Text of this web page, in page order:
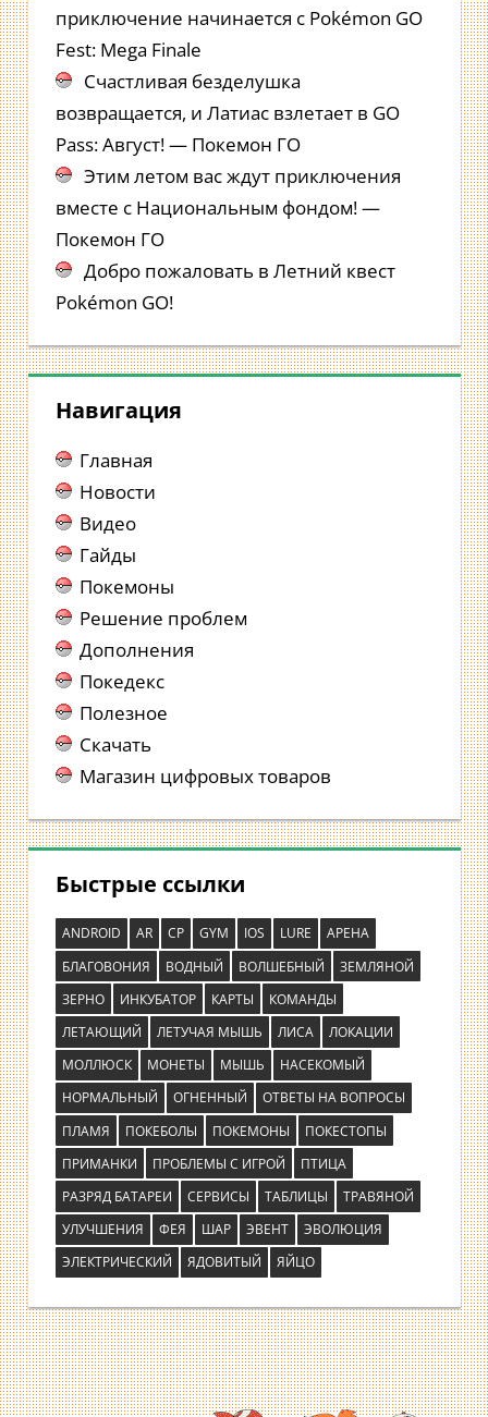
приключение начинается с Pokémon GO
Fest: Mega Finale
Счастливая безделушка
возвращается, и Латиас взлетает в GO
Pass: Август! — Покемон ГО
Этим летом вас ждут приключения
вместе с Национальным фондом! —
Покемон ГО
Добро пожаловать в Летний квест
Pokémon GO!
Навигация
Главная
Новости
Видео
Гайды
Покемоны
Решение проблем
Дополнения
Покедекс
Полезное
Скачать
Магазин цифровых товаров
Быстрые ссылки
ANDROID AR CP GYM IOS LURE
АРЕНА
БЛАГОВОНИЯ
ВОДНЫЙ ВОЛШЕБНЫЙ
ЗЕМЛЯНОЙ
ЗЕРНО
ИНКУБАТОР КАРТЫ
КОМАНДЫ
ЛЕТАЮЩИЙ
ЛЕТУЧАЯ МЫШЬ ЛИСА
ЛОКАЦИИ
МОЛЛЮСК
МОНЕТЫ МЫШЬ
НАСЕКОМЫЙ
НОРМАЛЬНЫЙ
ОГНЕННЫЙ
ОТВЕТЫ НА ВОПРОСЫ
ПЛАМЯ
ПОКЕБОЛЫ ПОКЕМОНЫ
ПОКЕСТОПЫ
ПРИМАНКИ
ПРОБЛЕМЫ С ИГРОЙ
ПТИЦА
РАЗРЯД БАТАРЕИ
СЕРВИСЫ ТАБЛИЦЫ
ТРАВЯНОЙ
УЛУЧШЕНИЯ
ФЕЯ ШАР ЭВЕНТ
ЭВОЛЮЦИЯ
ЭЛЕКТРИЧЕСКИЙ
ЯДОВИТЫЙ ЯЙЦО